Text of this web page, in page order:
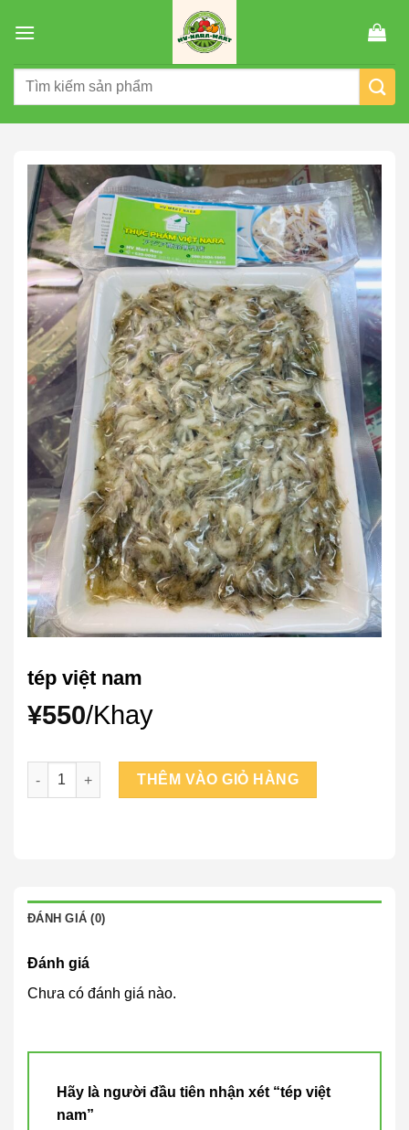
đến
dung
Tìm
tép việt nam
¥550/Khay
tép việt nam số lượng
THÊM VÀO GIỎ HÀNG
ĐÁNH GIÁ (0)
Đánh giá
Chưa có đánh giá nào.
Hãy là người đầu tiên nhận xét “tép việt
nam”